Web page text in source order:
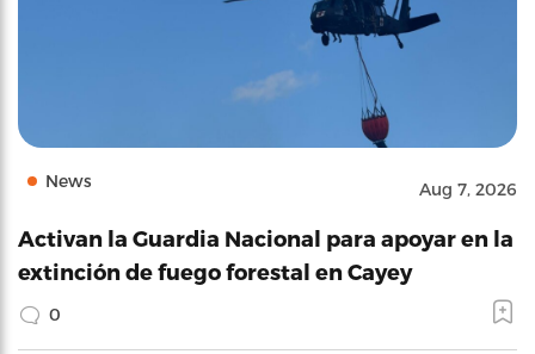
News Aug 7, 2026
Activan la Guardia Nacional para apoyar en la
extinción de fuego forestal en Cayey
0